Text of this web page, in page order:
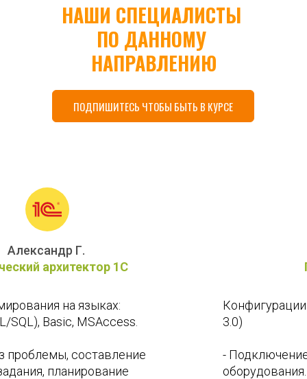
НАШИ СПЕЦИАЛИСТЫ
ПО ДАННОМУ
НАПРАВЛЕНИЮ
ПОДПИШИТЕСЬ ЧТОБЫ БЫТЬ В КУРСЕ
Программист 1С
Конфигурации: 1С УТ (10.3,11), 1С Розница (2 и
3.0)
- Подключение и настройка торгового
оборудования.